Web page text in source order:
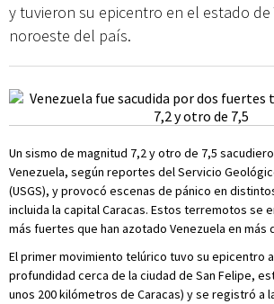
y tuvieron su epicentro en el estado de
noroeste del país.
Un sismo de magnitud 7,2 y otro de 7,5
Venezuela, según reportes del Servicio
(USGS), y provocó escenas de pánico en
incluida la capital Caracas. Estos terremotos se
más fuertes que han azotado Venezuela en más
El primer movimiento telúrico tuvo su epicentro
profundidad cerca de la ciudad de San Felipe,
unos 200 kilómetros de Caracas) y se registró a